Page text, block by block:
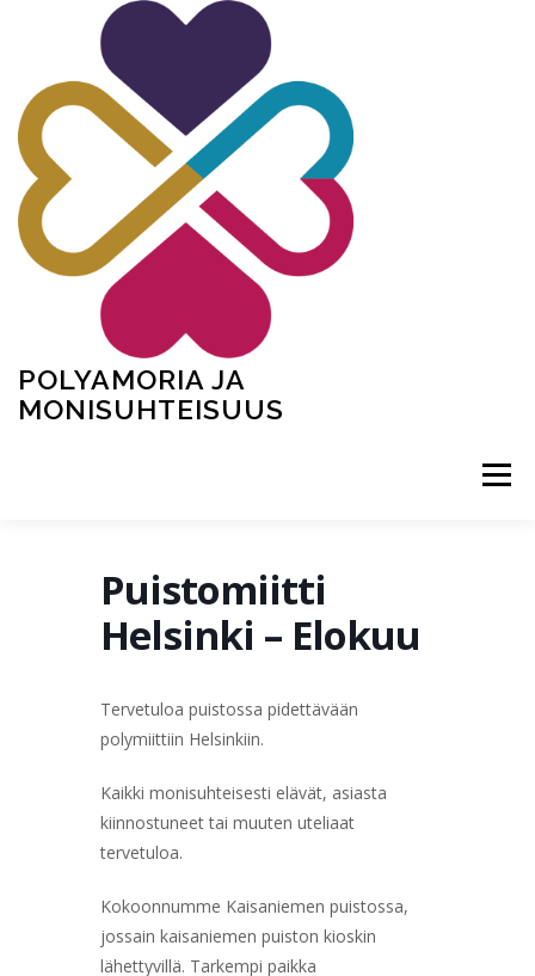
POLYAMORIA JA
MONISUHTEISUUS
Valikko
YHDISTYS KAUPPA YHTEYSTIEDOT PÅ SVENSKA
Puistomiitti
Helsinki – Elokuu
Tervetuloa puistossa pidettävään
polymiittiin Helsinkiin.
Kaikki monisuhteisesti elävät, asiasta
kiinnostuneet tai muuten uteliaat
tervetuloa.
Kokoonnumme Kaisaniemen puistossa,
jossain kaisaniemen puiston kioskin
lähettyvillä. Tarkempi paikka